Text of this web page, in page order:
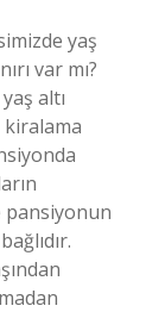
yaş
var mı?
altı
pansiyonun